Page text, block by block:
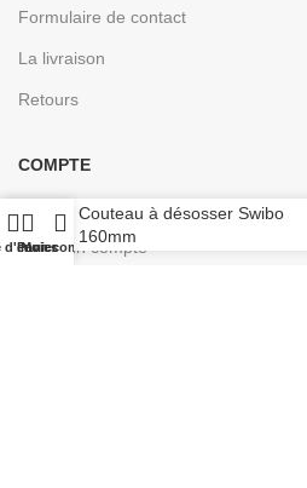
Formulaire de contact
La livraison
Retours
COMPTE
Se connecter
Créer un compte
d'envies
Panier
Mon compte
Couteau à désosser Swibo
160mm